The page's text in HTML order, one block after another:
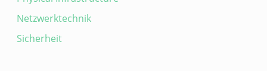
Netzwerktechnik
Sicherheit